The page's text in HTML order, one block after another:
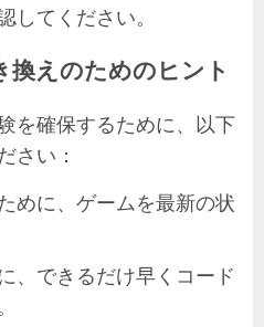
してください。
えのためのヒント
を確保するために、以下
さい：
めに、ゲームを最新の状
、できるだけ早くコード